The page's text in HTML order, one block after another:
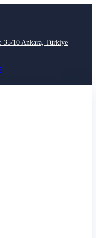
35/10 Ankara, Türkiye